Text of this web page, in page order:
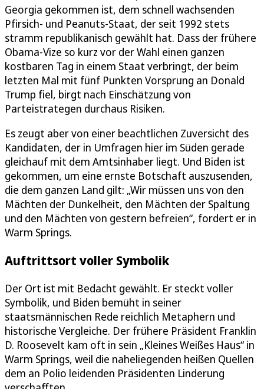
Georgia gekommen ist, dem schnell wachsenden
Pfirsich- und Peanuts-Staat, der seit 1992 stets
stramm republikanisch gewählt hat. Dass der frühere
Obama-Vize so kurz vor der Wahl einen ganzen
kostbaren Tag in einem Staat verbringt, der beim
letzten Mal mit fünf Punkten Vorsprung an Donald
Trump fiel, birgt nach Einschätzung von
Parteistrategen durchaus Risiken.
Es zeugt aber von einer beachtlichen Zuversicht des
Kandidaten, der in Umfragen hier im Süden gerade
gleichauf mit dem Amtsinhaber liegt. Und Biden ist
gekommen, um eine ernste Botschaft auszusenden,
die dem ganzen Land gilt: „Wir müssen uns von den
Mächten der Dunkelheit, den Mächten der Spaltung
und den Mächten von gestern befreien“, fordert er in
Warm Springs.
Auftrittsort voller Symbolik
Der Ort ist mit Bedacht gewählt. Er steckt voller
Symbolik, und Biden bemüht in seiner
staatsmännischen Rede reichlich Metaphern und
historische Vergleiche. Der frühere Präsident Franklin
D. Roosevelt kam oft in sein „Kleines Weißes Haus“ in
Warm Springs, weil die naheliegenden heißen Quellen
dem an Polio leidenden Präsidenten Linderung